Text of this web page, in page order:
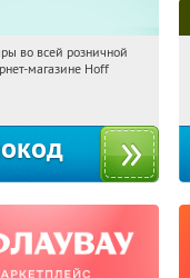
Получили:
во всей розничной
магазине Hoff